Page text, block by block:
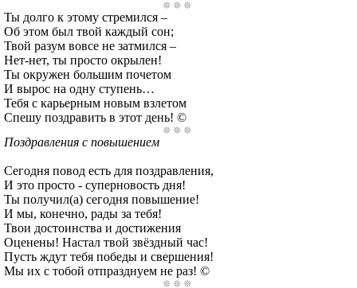
Ты долго к этому стремился –
Об этом был твой каждый сон;
Твой разум вовсе не затмился –
Нет-нет, ты просто окрылен!
Ты окружен большим почетом
И вырос на одну ступень…
Тебя с карьерным новым взлетом
Спешу поздравить в этот день! ©
Поздравления с повышением
Сегодня повод есть для поздравления,
И это просто - суперновость дня!
Ты получил(а) сегодня повышение!
И мы, конечно, рады за тебя!
Твои достоинства и достижения
Оценены! Настал твой звёздный час!
Пусть ждут тебя победы и свершения!
Мы их с тобой отпразднуем не раз! ©